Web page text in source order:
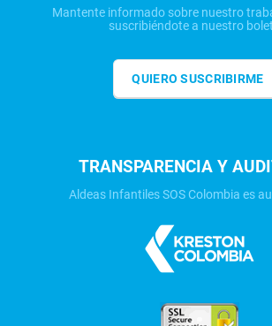
Mantente informado sobre nuestro
suscribiéndote a nuestro
QUIERO SUSCRIBIRME
TRANSPARENCIA Y
Aldeas Infantiles SOS Colombia es